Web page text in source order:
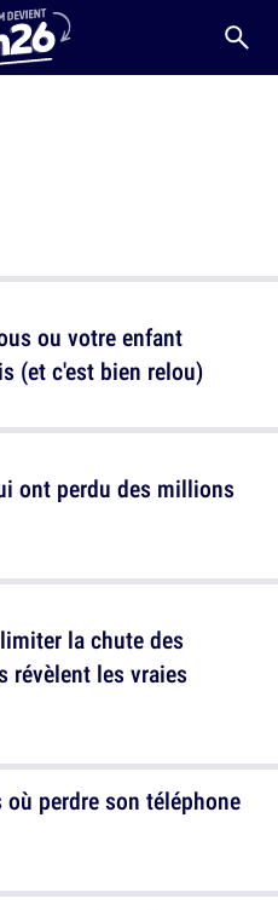
ou votre enfant
(et c'est bien relou)
ont perdu des millions
perdre son téléphone
la chute des
révèlent les vraies